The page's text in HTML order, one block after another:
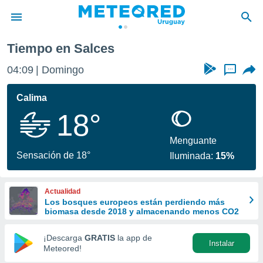
de
ha
calidad.
a este
las
y
forma
digital
basada
Tiempo en Salces
04:09 Domingo ...
Calima
18°
Sensación de 18°
Menguante
Iluminada: 15%
Actualidad
Los bosques europeos están perdiendo más
biomasa desde 2018 y almacenando menos CO2
¡Descarga GRATIS la app de
Meteored!
Instalar